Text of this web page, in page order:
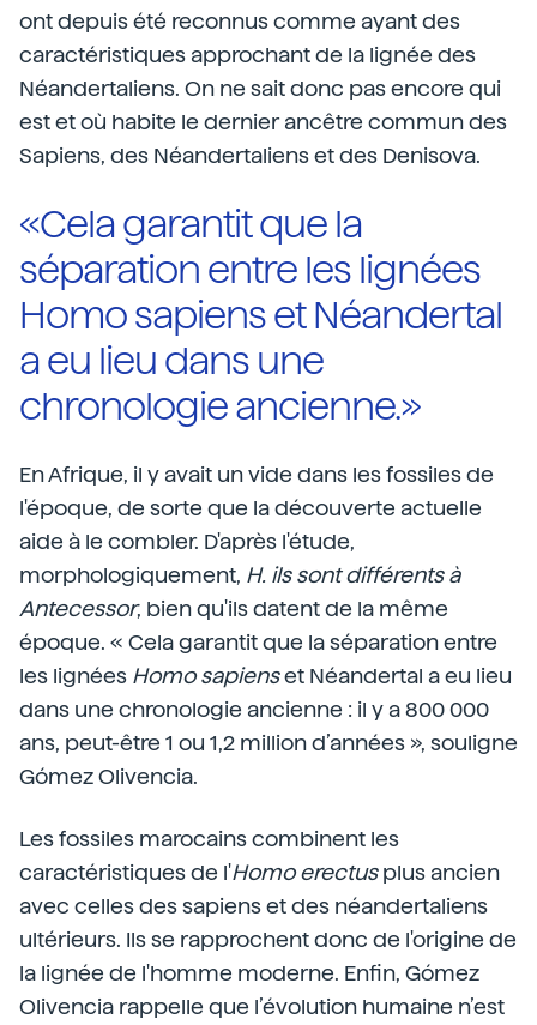
ont depuis été reconnus comme ayant des
caractéristiques approchant de la lignée des
Néandertaliens. On ne sait donc pas encore qui
est et où habite le dernier ancêtre commun des
Sapiens, des Néandertaliens et des Denisova.
«Cela garantit que la
séparation entre les lignées
Homo sapiens et Néandertal
a eu lieu dans une
chronologie ancienne.»
En Afrique, il y avait un vide dans les fossiles de
l'époque, de sorte que la découverte actuelle
aide à le combler. D'après l'étude,
morphologiquement, H. ils sont différents à
Antecessor, bien qu'ils datent de la même
époque. « Cela garantit que la séparation entre
les lignées Homo sapienset Néandertal a eu lieu
dans une chronologie ancienne : il y a 800 000
ans, peut-être 1 ou 1,2 million d’années », souligne
Gómez Olivencia.
Les fossiles marocains combinent les
caractéristiques de l'Homo erectusplus ancien
avec celles des sapiens et des néandertaliens
ultérieurs. Ils se rapprochent donc de l'origine de
la lignée de l'homme moderne. Enfin, Gómez
Olivencia rappelle que l’évolution humaine n’est